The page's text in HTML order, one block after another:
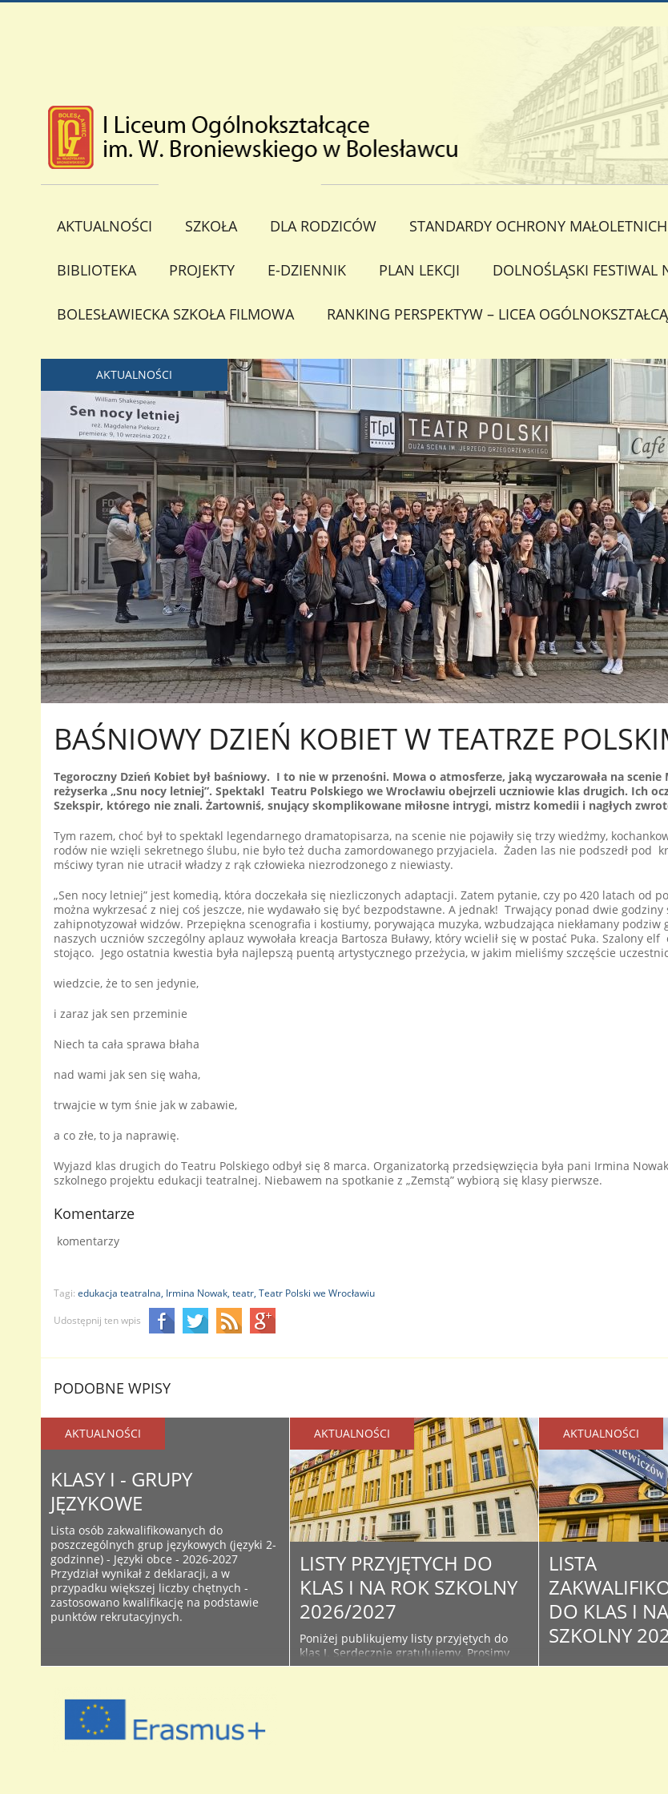
AKTUALNOŚCI SZKOŁA DLA RODZICÓW STANDARDY OCHRONY MAŁOLETNICH
BIBLIOTEKA PROJEKTY E-DZIENNIK PLAN LEKCJI DOLNOŚLĄSKI FESTIWAL
BOLESŁAWIECKA SZKOŁA FILMOWA RANKING PERSPEKTYW – LICEA
AKTUALNOŚCI
BAŚNIOWY DZIEŃ KOBIET W TEATRZE
Tegoroczny Dzień Kobiet był baśniowy. I to nie w przenośni. Mowa o atmosferze, jaką wyczarowała na scenie
reżyserka „Snu nocy letniej”. Spektakl Teatru Polskiego we Wrocławiu obejrzeli uczniowie klas drugich. Ich
Szekspir, którego nie znali. Żartowniś, snujący skomplikowane miłosne intrygi, mistrz komedii i nagłych
Tym razem, choć był to spektakl legendarnego dramatopisarza, na scenie nie pojawiły się trzy wiedżmy,
rodów nie wzięli sekretnego ślubu, nie było też ducha zamordowanego przyjaciela. Żaden las nie podszedł pod
mściwy tyran nie utracił władzy z rąk człowieka niezrodzonego z niewiasty.
„Sen nocy letniej” jest komedią, która doczekała się niezliczonych adaptacji. Zatem pytanie, czy po 420 latach od
można wykrzesać z niej coś jeszcze, nie wydawało się być bezpodstawne. A jednak! Trwający ponad dwie godziny
zahipnotyzował widzów. Przepiękna scenografia i kostiumy, porywająca muzyka, wzbudzająca niekłamany podziw
naszych uczniów szczególny aplauz wywołała kreacja Bartosza Buławy, który wcielił się w postać Puka. Szalony elf
stojąco. Jego ostatnia kwestia była najlepszą puentą artystycznego przeżycia, w jakim mieliśmy szczęście
wiedzcie, że to sen jedynie,
i zaraz jak sen przeminie
Niech ta cała sprawa błaha
nad wami jak sen się waha,
trwajcie w tym śnie jak w zabawie,
a co złe, to ja naprawię.
Wyjazd klas drugich do Teatru Polskiego odbył się 8 marca. Organizatorką przedsięwzięcia była pani Irmina
szkolnego projektu edukacji teatralnej. Niebawem na spotkanie z „Zemstą” wybiorą się klasy pierwsze.
Komentarze
komentarzy
Tagi: edukacja teatralna, Irmina Nowak, teatr, Teatr Polski we Wrocławiu
Udostępnij ten wpis
PODOBNE WPISY
AKTUALNOŚCI
KLASY I - GRUPY
JĘZYKOWE
Lista osób zakwalifikowanych do
poszczególnych grup językowych (języki 2-
godzinne) - Języki obce - 2026-2027
Przydział wynikał z deklaracji, a w
przypadku większej liczby chętnych -
zastosowano kwalifikację na podstawie
punktów rekrutacyjnych.
AKTUALNOŚCI
LISTY PRZYJĘTYCH DO
KLAS I NA ROK SZKOLNY
2026/2027
Poniżej publikujemy listy przyjętych do
klas I. Serdecznie gratulujemy. Prosimy
śledzić bieżące informacje na stronie i
AKTUALNOŚCI
LISTA
DO KLAS I
SZKOLNY
Poniżej publikujemy